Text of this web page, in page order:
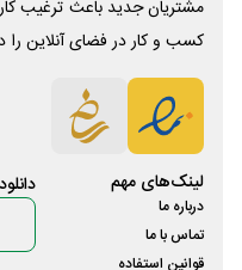
مشتریان جدید باعث ترغیب
کسب و کار در فضای آنلاین
لینک‌های مهم
درباره ما
تماس با ما
قوانین استفاده